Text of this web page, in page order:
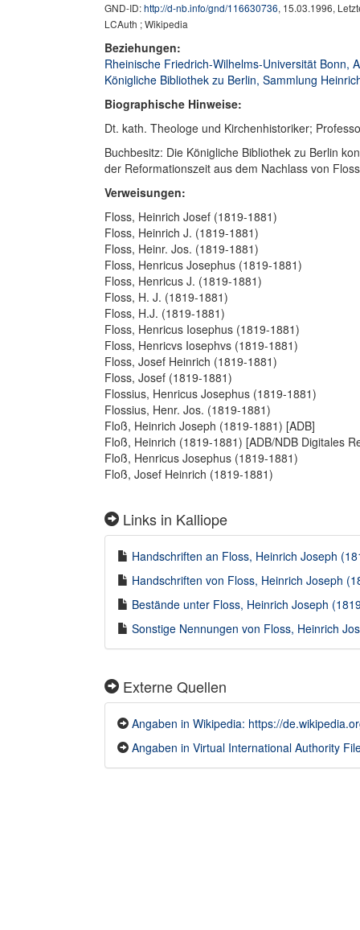
GND-ID:http://d-nb.info/gnd/116630736, 15.03.1996,
LCAuth ; Wikipedia
Beziehungen:
Rheinische Friedrich-Wilhelms-Universität Bonn,
Königliche Bibliothek zu Berlin, Sammlung
Biographische Hinweise:
Dt. kath. Theologe und Kirchenhistoriker;
Buchbesitz: Die Königliche Bibliothek zu Berlin
der Reformationszeit aus dem Nachlass von
Verweisungen:
Floss, Heinrich Josef (1819-1881)
Floss, Heinrich J. (1819-1881)
Floss, Heinr. Jos. (1819-1881)
Floss, Henricus Josephus (1819-1881)
Floss, Henricus J. (1819-1881)
Floss, H. J. (1819-1881)
Floss, H.J. (1819-1881)
Floss, Henricus Iosephus (1819-1881)
Floss, Henricvs Iosephvs (1819-1881)
Floss, Josef Heinrich (1819-1881)
Floss, Josef (1819-1881)
Flossius, Henricus Josephus (1819-1881)
Flossius, Henr. Jos. (1819-1881)
Floß, Heinrich Joseph (1819-1881) [ADB]
Floß, Heinrich (1819-1881) [ADB/NDB Digitales
Floß, Henricus Josephus (1819-1881)
Floß, Josef Heinrich (1819-1881)
Links in Kalliope
Handschriften an Floss, Heinrich Joseph
Handschriften von Floss, Heinrich Joseph
Bestände unter Floss, Heinrich Joseph
Sonstige Nennungen von Floss, Heinrich
Externe Quellen
Angaben in Wikipedia: https://
Angaben in Virtual International Authority